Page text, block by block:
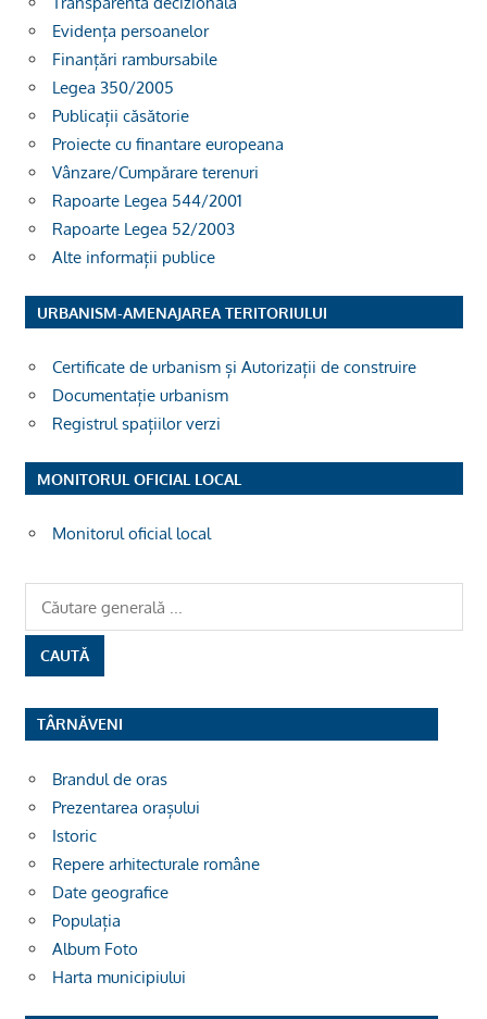
Evidența persoanelor
Finanțări rambursabile
Legea 350/2005
Publicații căsătorie
Proiecte cu finantare europeana
Vânzare/Cumpărare terenuri
Rapoarte Legea 544/2001
Rapoarte Legea 52/2003
Alte informații publice
URBANISM-AMENAJAREA TERITORIULUI
Certificate de urbanism și Autorizații de construire
Documentație urbanism
Registrul spațiilor verzi
MONITORUL OFICIAL LOCAL
Monitorul oficial local
TÂRNĂVENI
Brandul de oras
Prezentarea orașului
Istoric
Repere arhitecturale române
Date geografice
Populația
Album Foto
Harta municipiului